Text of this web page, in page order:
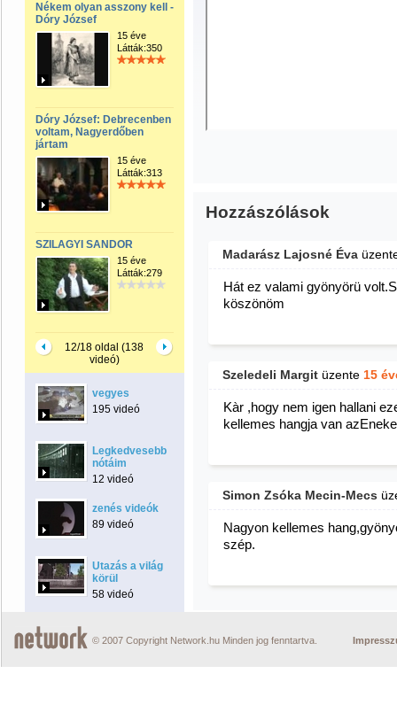
Nékem olyan asszony kell -
Dóry József
15 éve
Látták:350
Dóry József: Debrecenben
voltam, Nagyerdőben
jártam
15 éve
Látták:313
SZILAGYI SANDOR
15 éve
Látták:279
12/18 oldal (138
videó)
vegyes
195 videó
Legkedvesebb
nótáim
12 videó
zenés videók
89 videó
Utazás a világ
körül
58 videó
Hozzászólások
Madarász Lajosné Éva
Hát ez valami gyönyörü
köszönöm
Szeledeli Margit üzente 15
Kàr ,hogy nem igen hallani
kellemes hangja van
Simon Zsóka Mecin-Mecs
Nagyon kellemes
szép.
© 2007 Copyright Network.hu Minden jog fenntartva.